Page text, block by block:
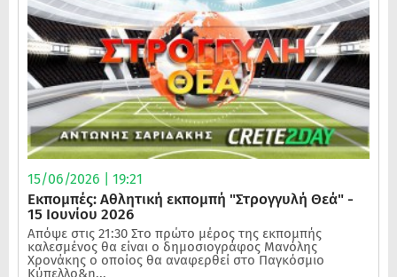
15/06/2026 | 19:21
Εκπομπές: Αθλητική εκπομπή "Στρογγυλή Θεά" -
15 Ιουνίου 2026
Απόψε στις 21:30 Στο πρώτο μέρος της εκπομπής
καλεσμένος θα είναι ο δημοσιογράφος Μανόλης
Χρονάκης ο οποίος θα αναφερθεί στο Παγκόσμιο